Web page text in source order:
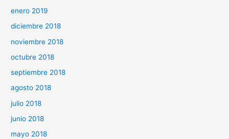
enero 2019
diciembre 2018
noviembre 2018
octubre 2018
septiembre 2018
agosto 2018
julio 2018
junio 2018
mayo 2018